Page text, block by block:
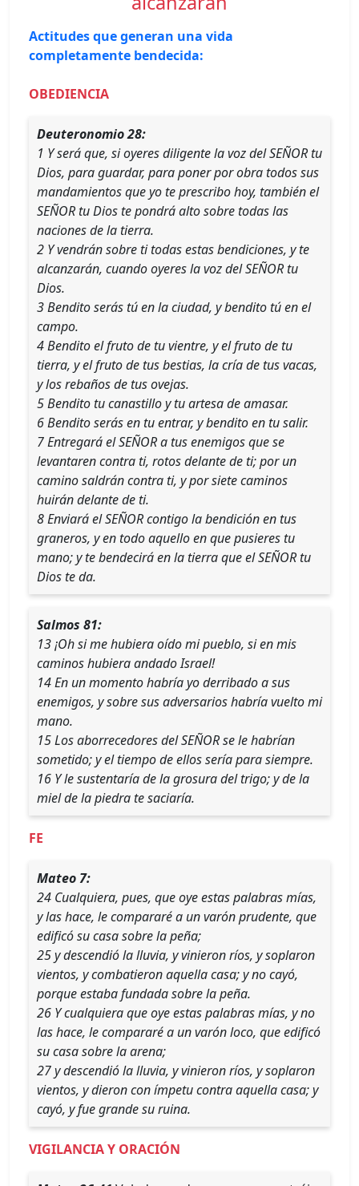
Actitudes que generan una vida
completamente bendecida:
OBEDIENCIA
Deuteronomio 28:
1 Y será que, si oyeres diligente la voz del SEÑOR tu
Dios, para guardar, para poner por obra todos sus
mandamientos que yo te prescribo hoy, también el
SEÑOR tu Dios te pondrá alto sobre todas las
naciones de la tierra.
2 Y vendrán sobre ti todas estas bendiciones, y te
alcanzarán, cuando oyeres la voz del SEÑOR tu
Dios.
3 Bendito serás tú en la ciudad, y bendito tú en el
campo.
4 Bendito el fruto de tu vientre, y el fruto de tu
tierra, y el fruto de tus bestias, la cría de tus vacas,
y los rebaños de tus ovejas.
5 Bendito tu canastillo y tu artesa de amasar.
6 Bendito serás en tu entrar, y bendito en tu salir.
7 Entregará el SEÑOR a tus enemigos que se
levantaren contra ti, rotos delante de ti; por un
camino saldrán contra ti, y por siete caminos
huirán delante de ti.
8 Enviará el SEÑOR contigo la bendición en tus
graneros, y en todo aquello en que pusieres tu
mano; y te bendecirá en la tierra que el SEÑOR tu
Dios te da.
Salmos 81:
13 ¡Oh si me hubiera oído mi pueblo, si en mis
caminos hubiera andado Israel!
14 En un momento habría yo derribado a sus
enemigos, y sobre sus adversarios habría vuelto mi
mano.
15 Los aborrecedores del SEÑOR se le habrían
sometido; y el tiempo de ellos sería para siempre.
16 Y le sustentaría de la grosura del trigo; y de la
miel de la piedra te saciaría.
FE
Mateo 7:
24 Cualquiera, pues, que oye estas palabras mías,
y las hace, le compararé a un varón prudente, que
edificó su casa sobre la peña;
25 y descendió la lluvia, y vinieron ríos, y soplaron
vientos, y combatieron aquella casa; y no cayó,
porque estaba fundada sobre la peña.
26 Y cualquiera que oye estas palabras mías, y no
las hace, le compararé a un varón loco, que edificó
su casa sobre la arena;
27 y descendió la lluvia, y vinieron ríos, y soplaron
vientos, y dieron con ímpetu contra aquella casa; y
cayó, y fue grande su ruina.
VIGILANCIA Y ORACIÓN